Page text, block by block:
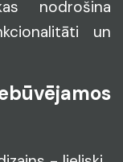
nodrošina
un